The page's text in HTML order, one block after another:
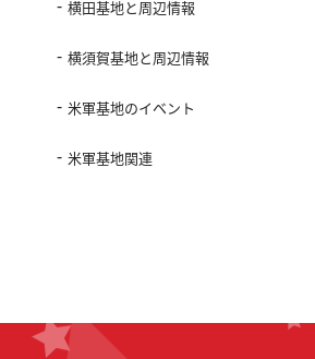
横田基地と周辺情報
横須賀基地と周辺情報
米軍基地のイベント
米軍基地関連